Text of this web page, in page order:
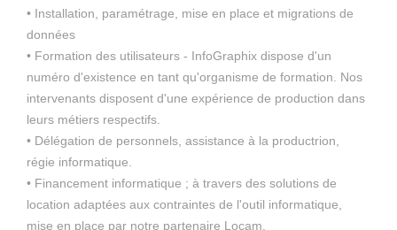
• Installation, paramétrage, mise en place et migrations de
données
• Formation des utilisateurs - InfoGraphix dispose d'un
numéro d'existence en tant qu'organisme de formation. Nos
intervenants disposent d'une expérience de production dans
leurs métiers respectifs.
• Délégation de personnels, assistance à la productrion,
régie informatique.
• Financement informatique ; à travers des solutions de
location adaptées aux contraintes de l'outil informatique,
mise en place par notre partenaire Locam.